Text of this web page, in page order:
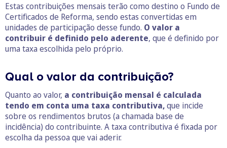
Estas contribuições mensais terão como destino o Fundo de
Certificados de Reforma, sendo estas convertidas em
unidades de participação desse fundo. O valor a
contribuir é definido pelo aderente, que é definido por
uma taxa escolhida pelo próprio.
Qual o valor da contribuição?
Quanto ao valor, a contribuição mensal é calculada
tendo em conta uma taxa contributiva,que incide
sobre os rendimentos brutos (a chamada base de
incidência) do contribuinte. A taxa contributiva é fixada por
escolha da pessoa que vai aderir.